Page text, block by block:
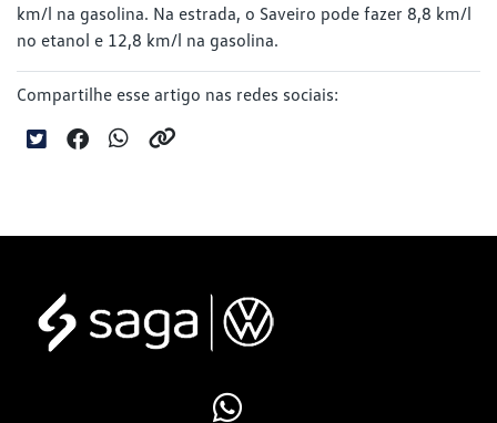
km/l na gasolina. Na estrada, o Saveiro pode fazer 8,8 km/l
no etanol e 12,8 km/l na gasolina.
Compartilhe esse artigo nas redes sociais: